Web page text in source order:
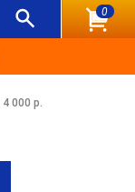
0
000 р.